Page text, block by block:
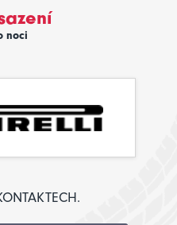
noci